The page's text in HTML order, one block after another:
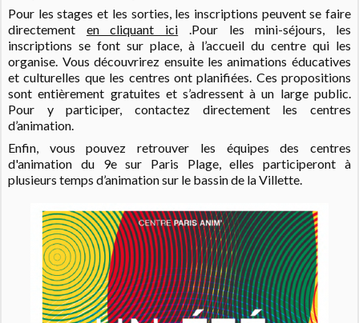
Pour les stages et les sorties, les inscriptions peuvent se faire
directement en cliquant ici .Pour les mini-séjours, les
inscriptions se font sur place, à l’accueil du centre qui les
organise. Vous découvrirez ensuite les animations éducatives
et culturelles que les centres ont planifiées. Ces propositions
sont entièrement gratuites et s’adressent à un large public.
Pour y participer, contactez directement les centres
d’animation.
Enfin, vous pouvez retrouver les équipes des centres
d'animation du 9e sur Paris Plage, elles participeront à
plusieurs temps d’animation sur le bassin de la Villette.